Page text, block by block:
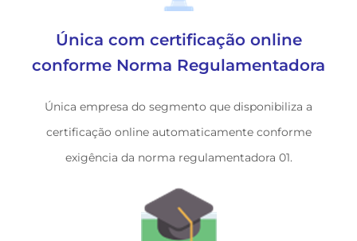
Única com certificação online
conforme Norma Regulamentadora
Única empresa do segmento que disponibiliza a
certificação online automaticamente conforme
exigência da norma regulamentadora 01.